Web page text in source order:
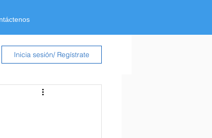
Inicia sesión/ Regístrate